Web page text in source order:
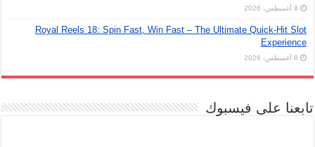
8 أغسطس، 2026
Royal Reels 18: Spin Fast, Win Fast – The Ultimate Quick‑Hit Slot
Experience
8 أغسطس، 2026
تابعنا على فيسبوك